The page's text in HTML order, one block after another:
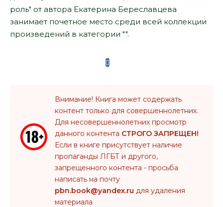
роль" от автора Екатерина Береславцева
занимает почетное место среди всей коллекции
произведений в категории "".
Внимание! Книга может содержать
контент только для совершеннолетних.
Для несовершеннолетних просмотр
данного контента СТРОГО ЗАПРЕЩЕН!
Если в книге присутствует наличие
пропаганды ЛГБТ и другого,
запрещенного контента - просьба
написать на почту
pbn.book@yandex.ru для удаления
материала